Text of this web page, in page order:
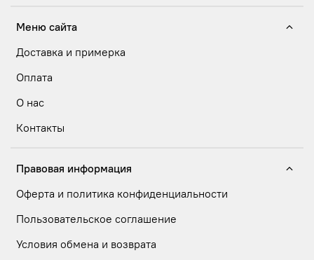
Меню сайта
Доставка и примерка
Оплата
О нас
Контакты
Правовая информация
Оферта и политика конфиденциальности
Пользовательское соглашение
Условия обмена и возврата